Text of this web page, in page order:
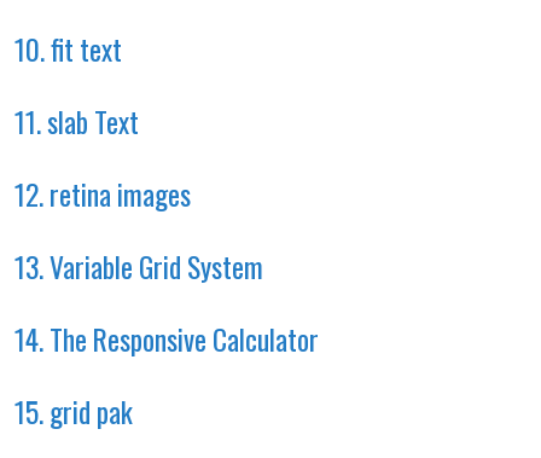
10. fit text
11. slab Text
12. retina images
13. Variable Grid System
14. The Responsive Calculator
15. grid pak